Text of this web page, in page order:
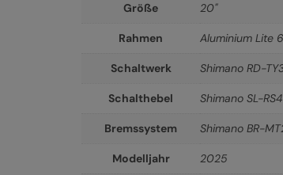
Größe 20"
Rahmen Aluminium Lite
Schaltwerk Shimano RD-
Schalthebel Shimano SL-
Bremssystem Shimano BR-
Modelljahr 2025